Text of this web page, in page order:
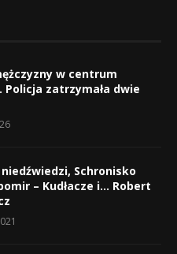
w centrum
Policja zatrzymała dwie
Schronisko
– Kudłacze i… Robert